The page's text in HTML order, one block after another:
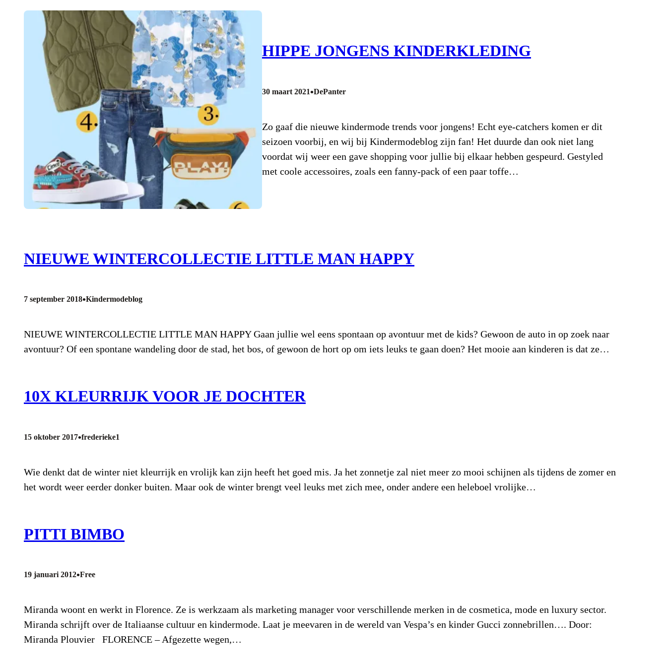
HIPPE JONGENS KINDERKLEDING
30 maart 2021•DePanter
Zo gaaf die nieuwe kindermode trends voor jongens! Echt eye-catchers komen er dit
seizoen voorbij, en wij bij Kindermodeblog zijn fan! Het duurde dan ook niet lang
voordat wij weer een gave shopping voor jullie bij elkaar hebben gespeurd. Gestyled
met coole accessoires, zoals een fanny-pack of een paar toffe…
NIEUWE WINTERCOLLECTIE LITTLE MAN HAPPY
7 september 2018•Kindermodeblog
NIEUWE WINTERCOLLECTIE LITTLE MAN HAPPY Gaan jullie wel eens spontaan op avontuur met de kids? Gewoon de auto in op zoek naar
avontuur? Of een spontane wandeling door de stad, het bos, of gewoon de hort op om iets leuks te gaan doen? Het mooie aan kinderen is dat ze…
10X KLEURRIJK VOOR JE DOCHTER
15 oktober 2017•frederieke1
Wie denkt dat de winter niet kleurrijk en vrolijk kan zijn heeft het goed mis. Ja het zonnetje zal niet meer zo mooi schijnen als tijdens de zomer en
het wordt weer eerder donker buiten. Maar ook de winter brengt veel leuks met zich mee, onder andere een heleboel vrolijke…
PITTI BIMBO
19 januari 2012•Free
Miranda woont en werkt in Florence. Ze is werkzaam als marketing manager voor verschillende merken in de cosmetica, mode en luxury sector.
Miranda schrijft over de Italiaanse cultuur en kindermode. Laat je meevaren in de wereld van Vespa’s en kinder Gucci zonnebrillen…. Door:
Miranda Plouvier FLORENCE – Afgezette wegen,…